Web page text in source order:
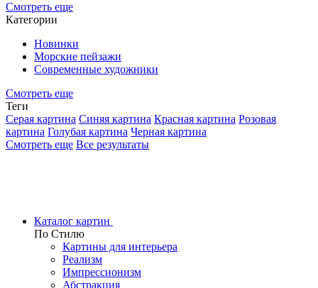
Смотреть еще
Категории
Новинки
Морские пейзажи
Современные художники
Смотреть еще
Теги
Серая картина Синяя картина Красная картина Розовая
картина Голубая картина Черная картина
Смотреть еще Все результаты
Каталог картин
По Стилю
Картины для интерьера
Реализм
Импрессионизм
Абстракция